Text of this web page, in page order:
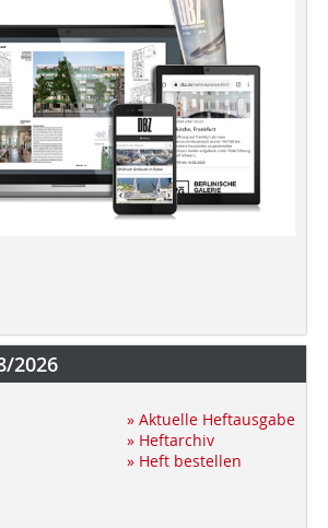
2026
» Aktuelle Heftausgabe
» Heftarchiv
» Heft bestellen